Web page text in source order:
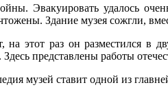
Эвакуировать удалось
Здание музея сожгли,
на этот раз он разместился в
Здесь представлены работы
музей ставит одной из